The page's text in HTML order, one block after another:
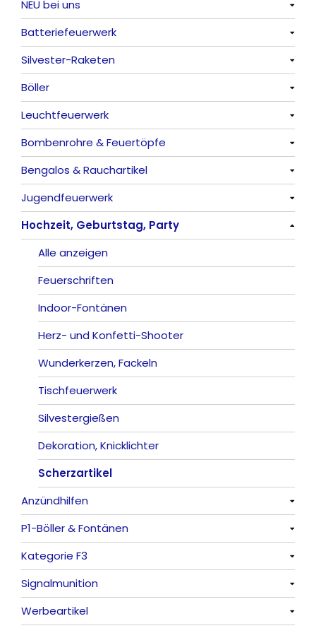
NEU bei uns
Alle anzeigen
Batteriefeuerwerk
Alle anzeigen
Silvester-Raketen
Alle anzeigen
Böller
Alle anzeigen
China-Böller
Knaller / Kanonenschläge
Reibkopfknaller
Frösche, Pfeiffer
Leuchtfeuerwerk
Alle anzeigen
Vulkane
Fontänen
Sonnen
Feuervögel
Römische Lichter
Bombenrohre & Feuertöpfe
Alle anzeigen
Mit Rumms
Bezaubernde Effekte
Bengalos & Rauchartikel
Alle anzeigen
Bengalos
Rauchartikel
Jugendfeuerwerk
Alle anzeigen
Hochzeit, Geburtstag, Party
Alle anzeigen
Feuerschriften
Indoor-Fontänen
Herz- und Konfetti-Shooter
Wunderkerzen, Fackeln
Tischfeuerwerk
Silvestergießen
Dekoration, Knicklichter
Scherzartikel
Anzündhilfen
Alle anzeigen
P1-Böller & Fontänen
Alle anzeigen
Kategorie F3
Alle anzeigen
Signalmunition
Alle anzeigen
Werbeartikel